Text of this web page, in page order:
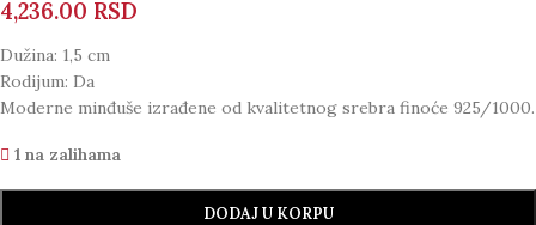
4,236.00 RSD
Dužina: 1,5 cm
Rodijum: Da
Moderne minđuše izrađene od kvalitetnog srebra finoće 925/1000.
1 na zalihama
DODAJ U KORPU